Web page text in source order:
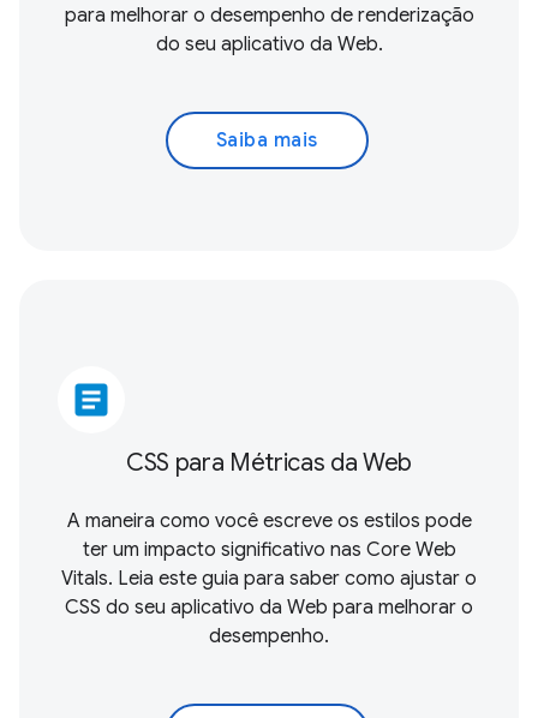
para melhorar o desempenho de renderização
do seu aplicativo da Web.
Saiba mais
article
CSS para Métricas da Web
A maneira como você escreve os estilos pode
ter um impacto significativo nas Core Web
Vitals. Leia este guia para saber como ajustar o
CSS do seu aplicativo da Web para melhorar o
desempenho.